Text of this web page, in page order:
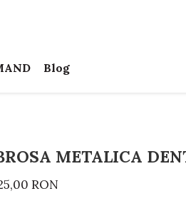
Blog
METALICA
RON